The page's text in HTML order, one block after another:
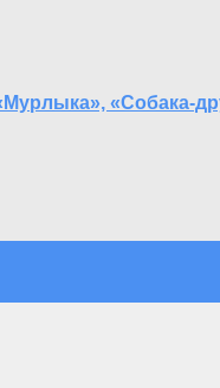
«Собака-